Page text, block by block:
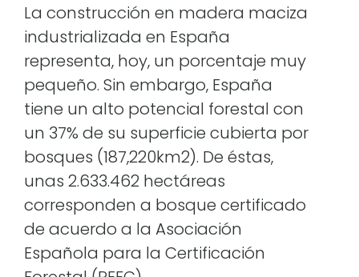
La construcción en madera maciza
industrializada en España
representa, hoy, un porcentaje muy
pequeño. Sin embargo, España
tiene un alto potencial forestal con
un 37% de su superficie cubierta por
bosques (187,220km2). De éstas,
unas 2.633.462 hectáreas
corresponden a bosque certificado
de acuerdo a la Asociación
Española para la Certificación